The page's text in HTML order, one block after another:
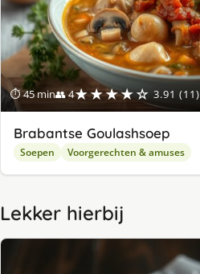
⏱ 45 min👥 4★★★★☆ 3.91 (11)
Brabantse Goulashsoep
Soepen Voorgerechten & amuses
Lekker hierbij